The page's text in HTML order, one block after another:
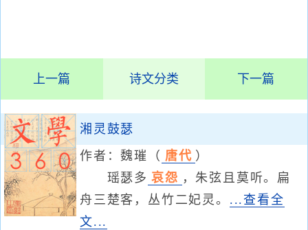
上一篇 诗文分类 下一篇
湘灵鼓瑟
作者：魏璀 （ 唐代 ）
瑶瑟多 哀怨 ，朱弦且莫听。扁
舟三楚客，丛竹二妃灵。 ...查看全
文...